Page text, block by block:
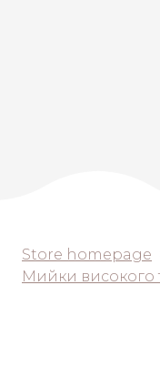
Store homepage
Мийки високого